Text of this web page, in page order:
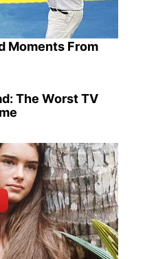
Moments From
The Worst TV